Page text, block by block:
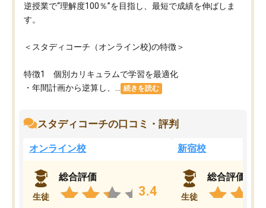
逆授業で“理解度100％”を目指し、最短で成績を伸ばしま
す。
＜スタディコーチ（オンライン校)の特徴＞
特徴1 個別カリキュラムで学習を最適化
・年間計画から逆算し、...
続きを読む
スタディコーチの口コミ・評判
オンライン校
生徒
総合評価
3.4
新宿校
生徒
総合評価